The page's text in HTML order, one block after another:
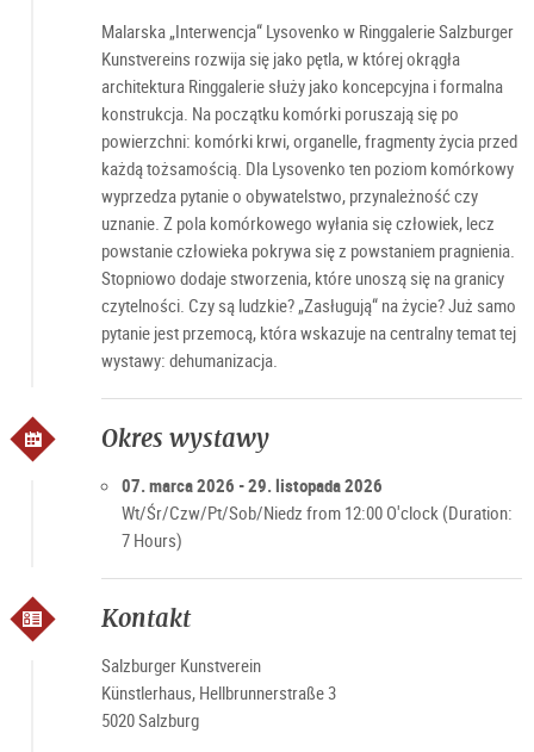
Malarska „Interwencja“ Lysovenko w Ringgalerie Salzburger
Kunstvereins rozwija się jako pętla, w której okrągła
architektura Ringgalerie służy jako koncepcyjna i formalna
konstrukcja. Na początku komórki poruszają się po
powierzchni: komórki krwi, organelle, fragmenty życia przed
każdą tożsamością. Dla Lysovenko ten poziom komórkowy
wyprzedza pytanie o obywatelstwo, przynależność czy
uznanie. Z pola komórkowego wyłania się człowiek, lecz
powstanie człowieka pokrywa się z powstaniem pragnienia.
Stopniowo dodaje stworzenia, które unoszą się na granicy
czytelności. Czy są ludzkie? „Zasługują“ na życie? Już samo
pytanie jest przemocą, która wskazuje na centralny temat tej
wystawy: dehumanizacja.
Okres wystawy
07. marca 2026 - 29. listopada 2026
Wt/Śr/Czw/Pt/Sob/Niedz from 12:00 O'clock (Duration:
7 Hours)
Kontakt
Salzburger Kunstverein
Künstlerhaus, Hellbrunnerstraße 3
5020 Salzburg